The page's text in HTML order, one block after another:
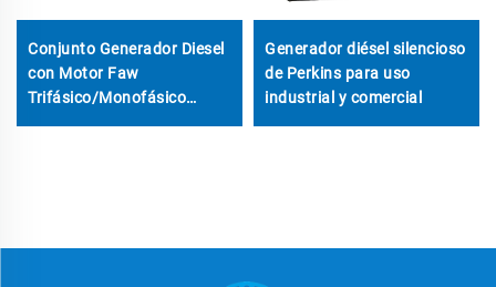
Conjunto Generador Diesel
con Motor Faw
Trifásico/Monofásico
Generador diésel silencioso
de Perkins para uso
industrial y comercial